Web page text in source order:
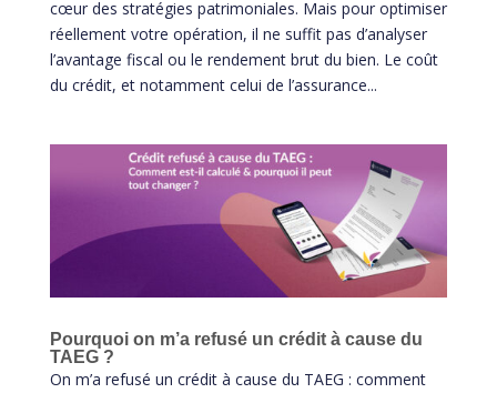
cœur des stratégies patrimoniales. Mais pour optimiser
réellement votre opération, il ne suffit pas d’analyser
l’avantage fiscal ou le rendement brut du bien. Le coût
du crédit, et notamment celui de l’assurance...
Pourquoi on m’a refusé un crédit à cause du
TAEG ?
On m’a refusé un crédit à cause du TAEG : comment